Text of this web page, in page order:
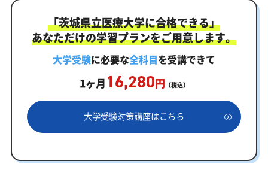
茨城県立医療大学対策カリキュラムのポイント
茨城県立医療大学合格を最短ルートでつなぐ「オー
ダーメイドカリキュラム」
まずはあなたの弱点をしっかり把握現状分析テスト
あなただけの学習計画だから成果が出る！茨城県立医療
「茨城県立医療大学に合格できる」
あなただけの学習プランをご用意します。
大学受験に必要な全科目を受講できて
1ヶ月 16,280円 （税込）
大学受験対策講座はこちら